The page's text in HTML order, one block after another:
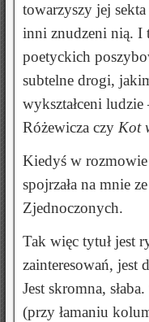
towarzyszy jej
inni znudzeni nią. I
poetyckich
subtelne drogi,
wykształceni
Różewicza czy Kot
Kiedyś w rozmowie
spojrzała na mnie
Zjednoczonych.
Tak więc tytuł jest
zainteresowań, jest
Jest skromna,
(przy łamaniu